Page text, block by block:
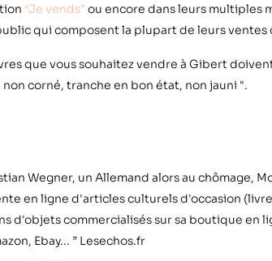
“Je vends”ou encore dans leurs multiples
qui composent la plupart de leurs ventes
que vous souhaitez vendre à Gibert
corné, tranche en bon état, non jauni ".
Wegner, un Allemand alors au chômage,
en ligne d'articles culturels d'occasion
d'objets commercialisés sur sa boutique en
Ebay... ” Lesechos.fr